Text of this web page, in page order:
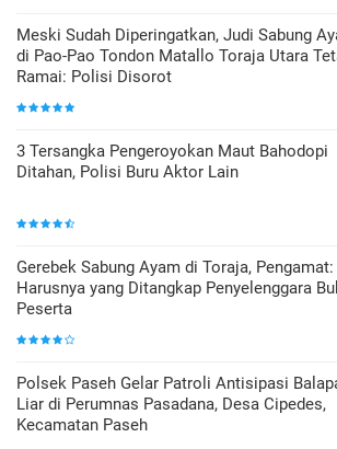
Meski Sudah Diperingatkan, Judi Sabung
di Pao-Pao Tondon Matallo Toraja Utara
Ramai: Polisi Disorot
3 Tersangka Pengeroyokan Maut Bahodopi
Ditahan, Polisi Buru Aktor Lain
Gerebek Sabung Ayam di Toraja, Pengamat:
Harusnya yang Ditangkap Penyelenggara
Peserta
Polsek Paseh Gelar Patroli Antisipasi
Liar di Perumnas Pasadana, Desa Cipedes,
Kecamatan Paseh